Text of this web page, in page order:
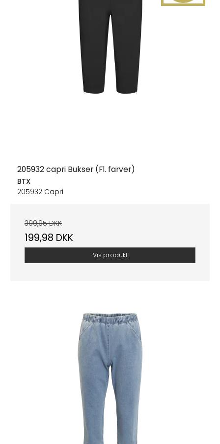
205932 capri Bukser (Fl. farver)
BTX
205932 Capri
399,95 DKK
199,98 DKK
Vis produkt